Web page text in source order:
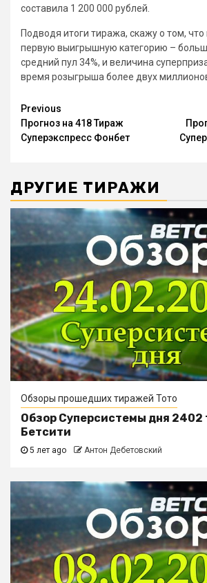
составила 1 200 000 рублей.
Подводя итоги тиража, скажу о том,
первую выигрышную категорию –
средний пул 34%, и величина
время розыгрыша более двух
Continue
Reading
Previous
Прогноз на 418 Тираж
Суперэкспресс Фонбет
ДРУГИЕ ТИРАЖИ
Обзоры прошедших тиражей Тото
Обзор Суперсистемы дня 2402
Бетсити
5 лет ago Антон Дебетовский